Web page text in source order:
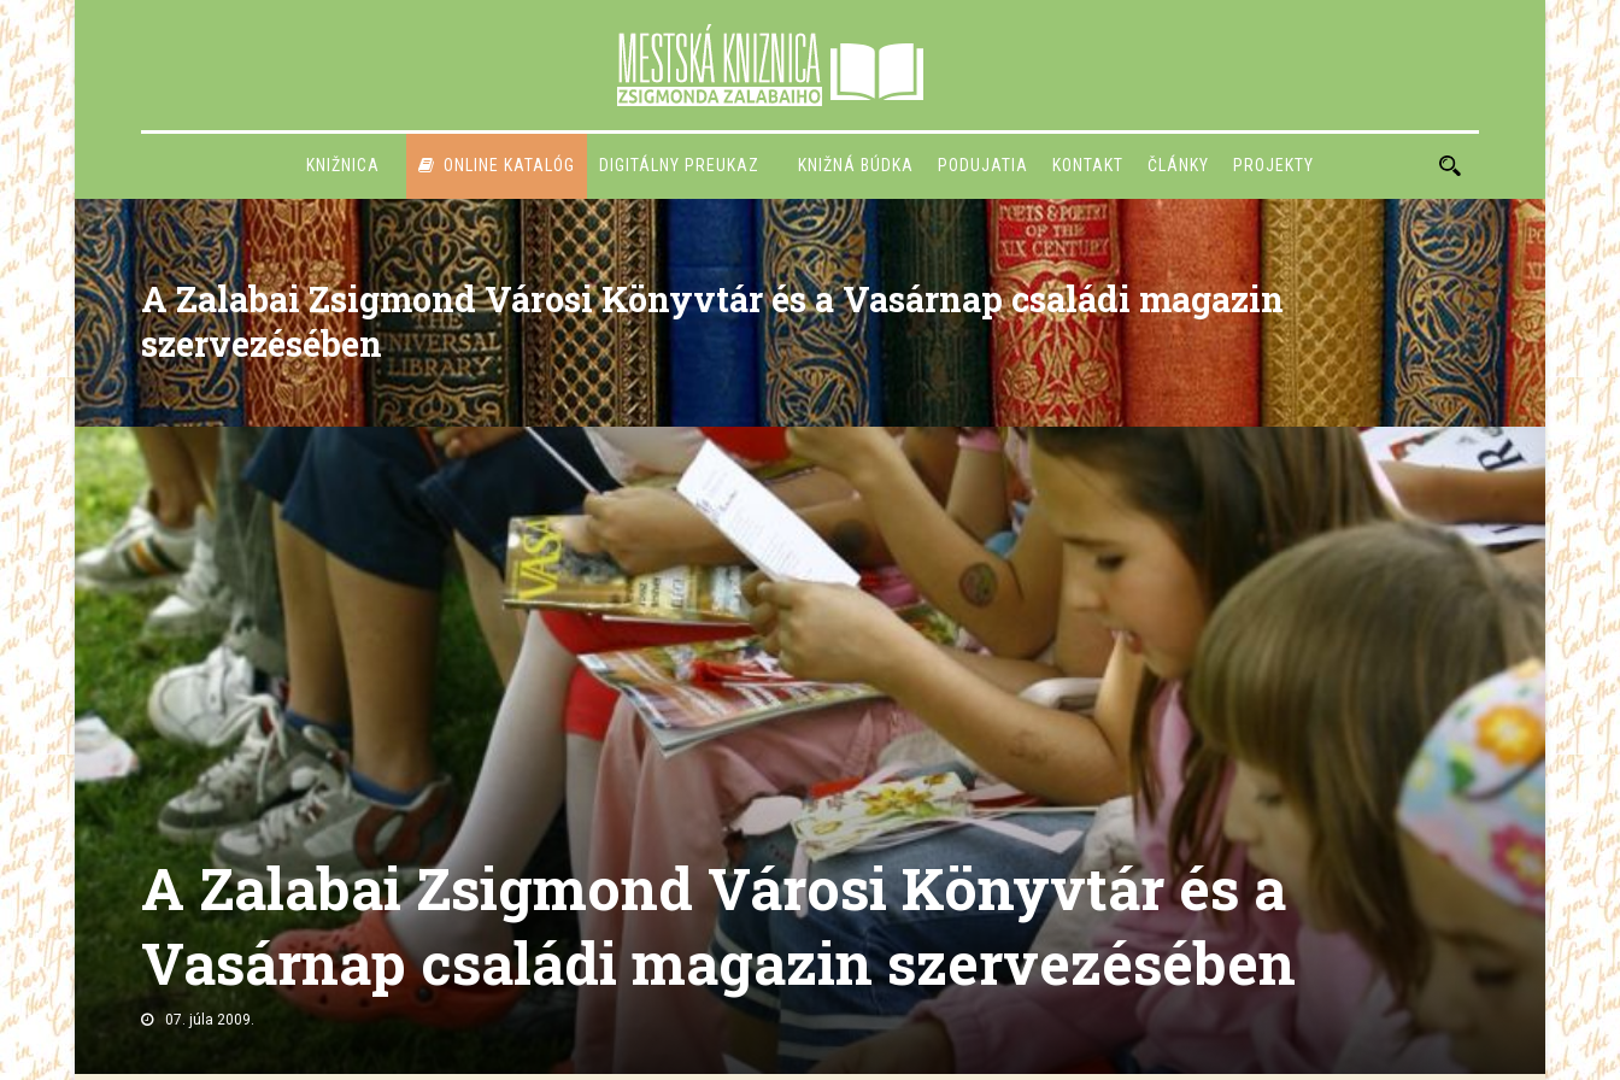
KNIŽNICA ONLINE KATALÓG DIGITÁLNY PREUKAZ KNIŽNÁ BÚDKA PODUJATIA KONTAKT ČLÁNKY PROJEKTY
A Zalabai Zsigmond Városi Könyvtár és a Vasárnap családi magazin
szervezésében
A Zalabai Zsigmond Városi Könyvtár és a
Vasárnap családi magazin szervezésében
07. júla 2009.